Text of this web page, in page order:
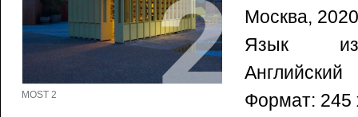
MOST 2
Москва, 2020
Язык
Английский
Формат: 245